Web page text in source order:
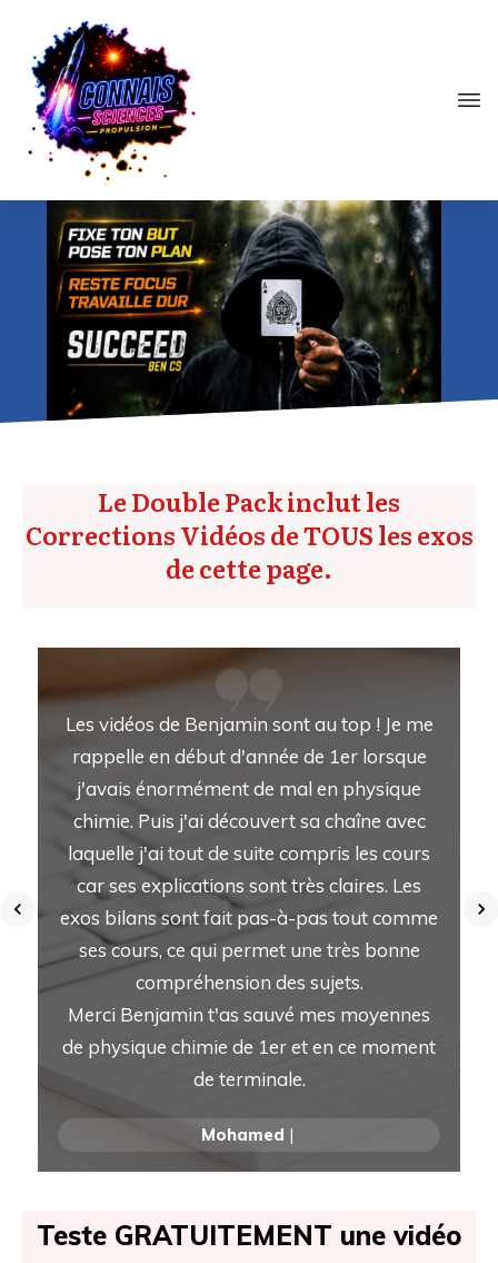
Le Double Pack inclut les
Corrections Vidéos de TOUS les exos
de cette page.
Les vidéos de Benjamin sont au top ! Je me
rappelle en début d'année de 1er lorsque
j'avais énormément de mal en physique
chimie. Puis j'ai découvert sa chaîne avec
laquelle j'ai tout de suite compris les cours
car ses explications sont très claires. Les
exos bilans sont fait pas-à-pas tout comme
ses cours, ce qui permet une très bonne
compréhension des sujets.
Merci Benjamin t'as sauvé mes moyennes
de physique chimie de 1er et en ce moment
de terminale.
Mohamed |
Teste GRATUITEMENT une vidéo